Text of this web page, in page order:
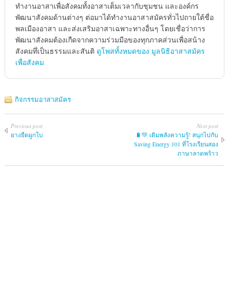
ทำงานอาสาเพื่อสังคมทั้งอาสาเต็มเวลากับชุมชน และองค์กร
พัฒนาสังคมด้านต่างๆ ต่อมาได้ทำงานอาสาสมัครทั่วไปถายใต้ชื่อ
พลเมืองอาสา และส่งเสริมอาสาเฉพาะทางอื่นๆ โดยเชื่อว่าการ
พัฒนาสังคมต้องเกืดจากความร่วมมือของทุกภาคส่วนเพื่อสน้าง
สังคมทึ่เป็นธรรมและสันติ ดูโพสทั้งหมดของ มูลนิธิอาสาสมัคร
เพื่อสังคม
กิจกรรมอาสาสมัคร
Previous post
ยางยืดผูกโบ
Next post
🔋💚 เติมพลังความรู้! สนุกไปกับ
Saving Energy 101 ที่โรงเรียนสอง
ภาษาลาดพร้าว